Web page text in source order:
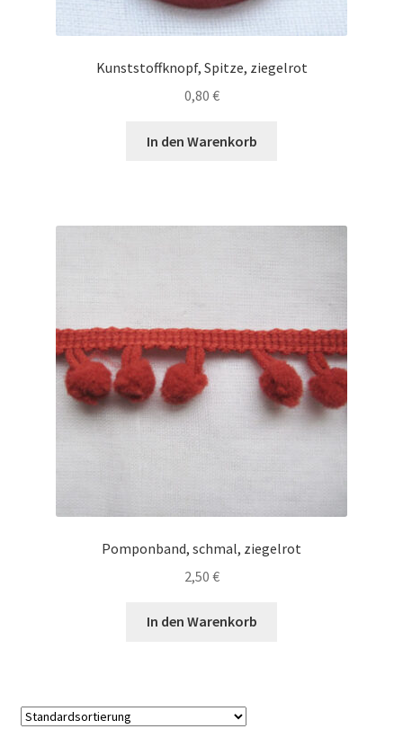
Kunststoffknopf, Spitze, ziegelrot
0,80 €
In den Warenkorb
Pomponband, schmal, ziegelrot
2,50 €
In den Warenkorb